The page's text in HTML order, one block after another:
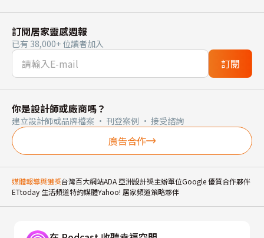
訂閱居家靈感週報
已有 38,000+ 位讀者加入
訂閱
你是設計師或廠商嗎？
建立設計師或品牌檔案 · 刊登案例 · 接受諮詢
廣告合作
媒體報導與獲獎台灣百大網站ADA 亞洲設計獎主辦單位Google 優質合作夥伴
ETtoday 生活頻道特約媒體Yahoo! 居家頻道策略夥伴